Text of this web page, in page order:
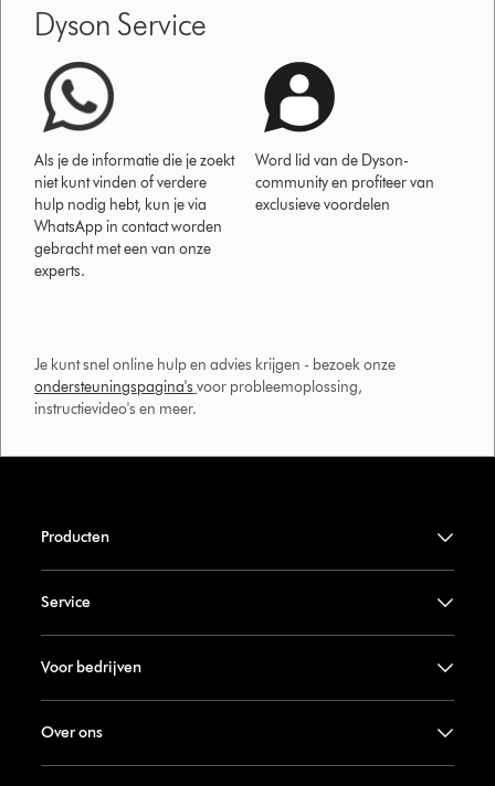
Dyson Service
Als je de informatie die je zoekt
niet kunt vinden of verdere
hulp nodig hebt, kun je via
WhatsApp in contact worden
gebracht met een van onze
experts.
Word lid van de Dyson-
community en profiteer van
exclusieve voordelen
Je kunt snel online hulp en advies krijgen - bezoek onze
ondersteuningspagina's voor probleemoplossing,
instructievideo's en meer.
Producten
Service
Voor bedrijven
Over ons